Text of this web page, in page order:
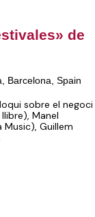
de
Barcelona, Spain
sobre el negoci
Manel
Guillem